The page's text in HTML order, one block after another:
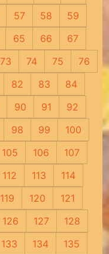
57 58
59
65 66
67
73 74 75
76
82 83
84
90 91
92
98 99
100
105 106
107
112 113
114
119 120
121
126 127
128
133 134
135